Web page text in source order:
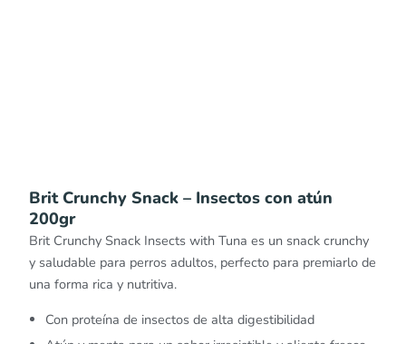
Brit Crunchy Snack – Insectos con atún
200gr
Brit Crunchy Snack Insects with Tuna es un snack crunchy
y saludable para perros adultos, perfecto para premiarlo de
una forma rica y nutritiva.
Con proteína de insectos de alta digestibilidad